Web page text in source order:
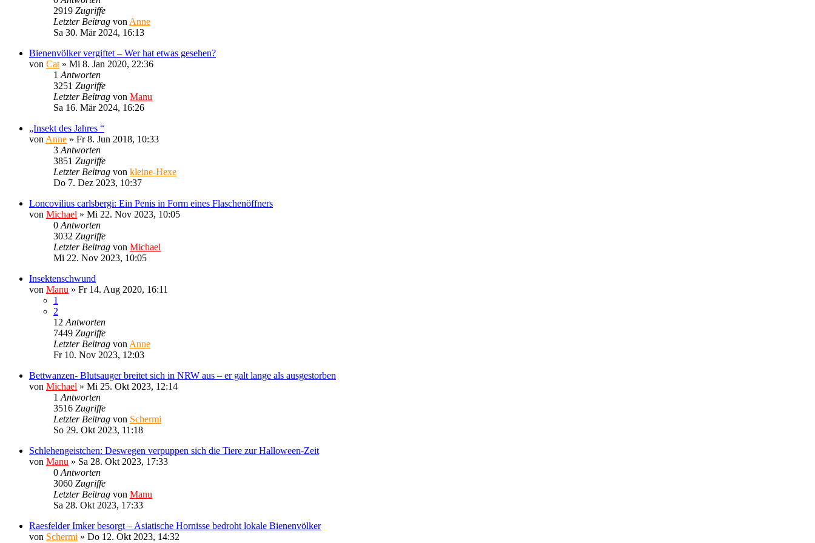
2919 Zugriffe
Letzter Beitrag von Anne
Sa 30. Mär 2024, 16:13
Bienenvölker vergiftet – Wer hat etwas gesehen?
von Cat » Mi 8. Jan 2020, 22:36
1 Antworten
3251 Zugriffe
Letzter Beitrag von Manu
Sa 16. Mär 2024, 16:26
„Insekt des Jahres “
von Anne » Fr 8. Jun 2018, 10:33
3 Antworten
3851 Zugriffe
Letzter Beitrag von kleine-Hexe
Do 7. Dez 2023, 10:37
Loncovilius carlsbergi: Ein Penis in Form eines Flaschenöffners
von Michael » Mi 22. Nov 2023, 10:05
0 Antworten
3032 Zugriffe
Letzter Beitrag von Michael
Mi 22. Nov 2023, 10:05
Insektenschwund
von Manu » Fr 14. Aug 2020, 16:11
1
2
12 Antworten
7449 Zugriffe
Letzter Beitrag von Anne
Fr 10. Nov 2023, 12:03
Bettwanzen- Blutsauger breitet sich in NRW aus – er galt lange als ausgestorben
von Michael » Mi 25. Okt 2023, 12:14
1 Antworten
3516 Zugriffe
Letzter Beitrag von Schermi
So 29. Okt 2023, 11:18
Schlehengeistchen: Deswegen verpuppen sich die Tiere zur Halloween-Zeit
von Manu » Sa 28. Okt 2023, 17:33
0 Antworten
3060 Zugriffe
Letzter Beitrag von Manu
Sa 28. Okt 2023, 17:33
Raesfelder Imker besorgt – Asiatische Hornisse bedroht lokale Bienenvölker
von Schermi » Do 12. Okt 2023, 14:32